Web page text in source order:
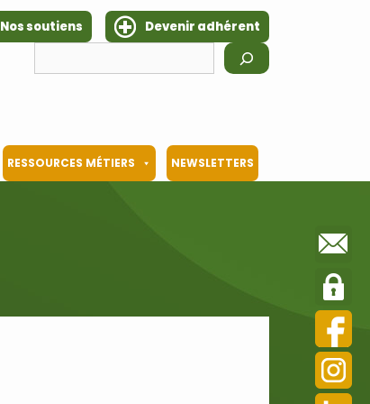
Nos soutiens
Devenir adhérent
RESSOURCES MÉTIERS NEWSLETTERS